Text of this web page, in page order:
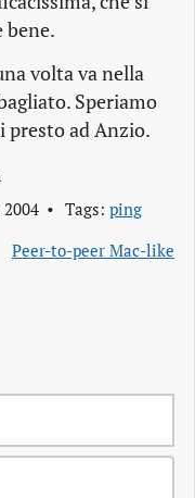
bene.
volta va nella
Speriamo
presto ad Anzio.
Tags: ping
Peer-to-peer Mac-like